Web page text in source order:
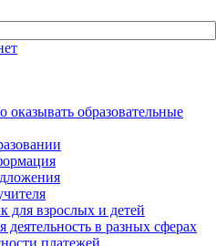
оказывать образовательные
для взрослых и детей
деятельность в разных сферах
платежей